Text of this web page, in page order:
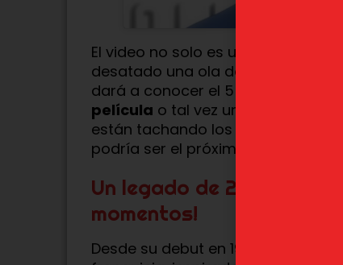
El video no solo es un homenaje
desatado una ola de
dará a conocer el 5 de enero de
película o tal vez un
están tachando los días en sus
podría ser el próximo gran paso
Un legado de 25 años:
momentos!
Desde su debut en 1999,